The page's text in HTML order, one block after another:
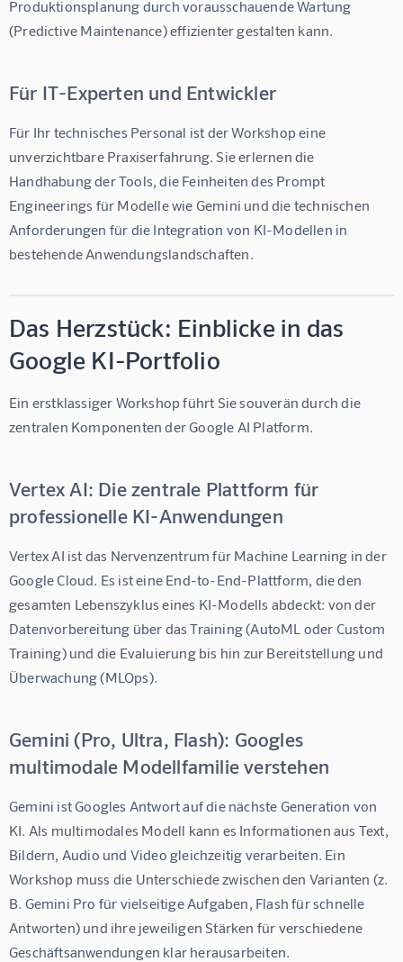
Produktionsplanung durch vorausschauende Wartung
(Predictive Maintenance) effizienter gestalten kann.
Für IT-Experten und Entwickler
Für Ihr technisches Personal ist der Workshop eine
unverzichtbare Praxiserfahrung. Sie erlernen die
Handhabung der Tools, die Feinheiten des Prompt
Engineerings für Modelle wie Gemini und die technischen
Anforderungen für die Integration von KI-Modellen in
bestehende Anwendungslandschaften.
Das Herzstück: Einblicke in das
Google KI-Portfolio
Ein erstklassiger Workshop führt Sie souverän durch die
zentralen Komponenten der Google AI Platform.
Vertex AI: Die zentrale Plattform für
professionelle KI-Anwendungen
Vertex AI ist das Nervenzentrum für Machine Learning in der
Google Cloud. Es ist eine End-to-End-Plattform, die den
gesamten Lebenszyklus eines KI-Modells abdeckt: von der
Datenvorbereitung über das Training (AutoML oder Custom
Training) und die Evaluierung bis hin zur Bereitstellung und
Überwachung (MLOps).
Gemini (Pro, Ultra, Flash): Googles
multimodale Modellfamilie verstehen
Gemini ist Googles Antwort auf die nächste Generation von
KI. Als multimodales Modell kann es Informationen aus Text,
Bildern, Audio und Video gleichzeitig verarbeiten. Ein
Workshop muss die Unterschiede zwischen den Varianten (z.
B. Gemini Pro für vielseitige Aufgaben, Flash für schnelle
Antworten) und ihre jeweiligen Stärken für verschiedene
Geschäftsanwendungen klar herausarbeiten.